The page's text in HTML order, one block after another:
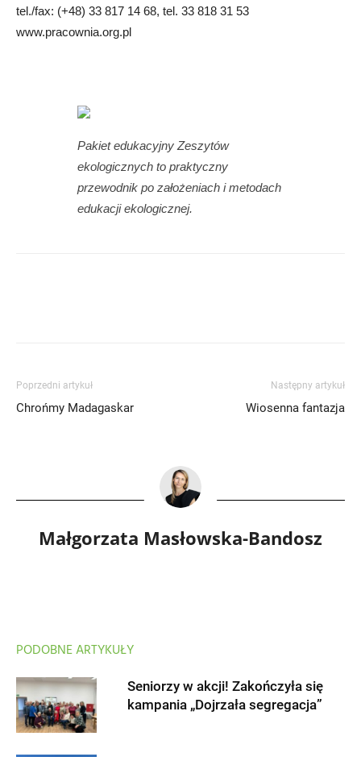
tel./fax: (+48) 33 817 14 68, tel. 33 818 31 53
www.pracownia.org.pl
Pakiet edukacyjny Zeszytów
ekologicznych to praktyczny
przewodnik po założeniach i metodach
edukacji ekologicznej.
Poprzedni artykuł
Chrońmy Madagaskar
Następny artykuł
Wiosenna fantazja
Małgorzata Masłowska-Bandosz
PODOBNE ARTYKUŁY
Seniorzy w akcji! Zakończyła się
kampania „Dojrzała segregacja”